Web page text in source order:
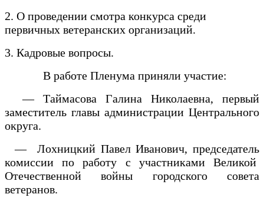
2. О проведении смотра конкурса среди
первичных ветеранских организаций.
3. Кадровые вопросы.
В работе Пленума приняли участие:
— Таймасова Галина Николаевна, первый
заместитель главы администрации Центрального
округа.
— Лохницкий Павел Иванович, председатель
комиссии по работу с участниками Великой
Отечественной войны городского совета
ветеранов.